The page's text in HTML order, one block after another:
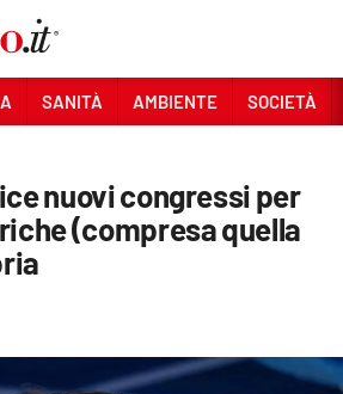
SANITÀ AMBIENTE SOCIETÀ
nuovi congressi per
(compresa quella